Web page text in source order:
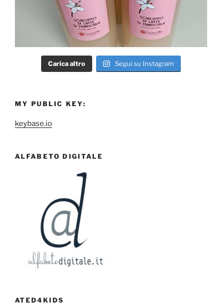
Carica altro Segui su Instagram
MY PUBLIC KEY:
keybase.io
ALFABETO DIGITALE
ATED4KIDS